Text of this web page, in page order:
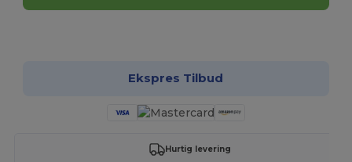
Ekspres Tilbud
Hurtig levering